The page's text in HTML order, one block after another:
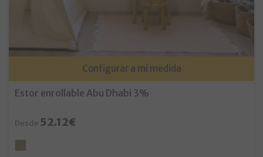
Configurar a mi medida
Estor enrollable Abu Dhabi 3%
Desde 52.12€